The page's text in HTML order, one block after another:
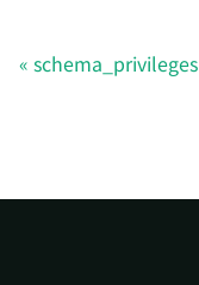
schema_privileges